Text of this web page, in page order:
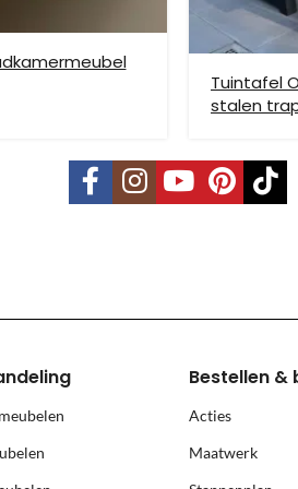
mogelijk. Kleine pakketten
is per pallet en is op aanvraag.
Tuintafel
stalen
Bestellen &
Acties
Maatwerk